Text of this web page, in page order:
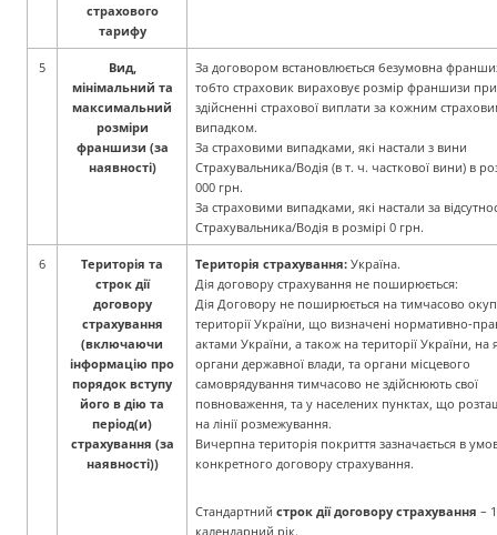
страхового
тарифу
5
Вид,
мінімальний та
максимальний
розміри
франшизи (за
наявності)
За договором встановлюється безумовна
тобто страховик вираховує розмір франшизи при
здійсненні страхової виплати за кожним
випадком.
За страховими випадками, які настали з вини
Страхувальника/Водія (в т. ч. часткової вини) в
000 грн.
За страховими випадками, які настали за
Страхувальника/Водія в розмірі 0 грн.
6
Територія та
строк дії
договору
страхування
(включаючи
інформацію про
порядок вступу
його в дію та
період(и)
страхування (за
наявності))
Територія страхування: Україна.
Дія договору страхування не поширюється:
Дія Договору не поширюється на тимчасово
території України, що визначені нормативно-
актами України, а також на території України, на
органи державної влади, та органи місцевого
самоврядування тимчасово не здійснюють свої
повноваження, та у населених пунктах, що
на лінії розмежування.
Вичерпна територія покриття зазначається в
конкретного договору страхування.
Стандартний строк дії договору страхування – 1
календарний рік.